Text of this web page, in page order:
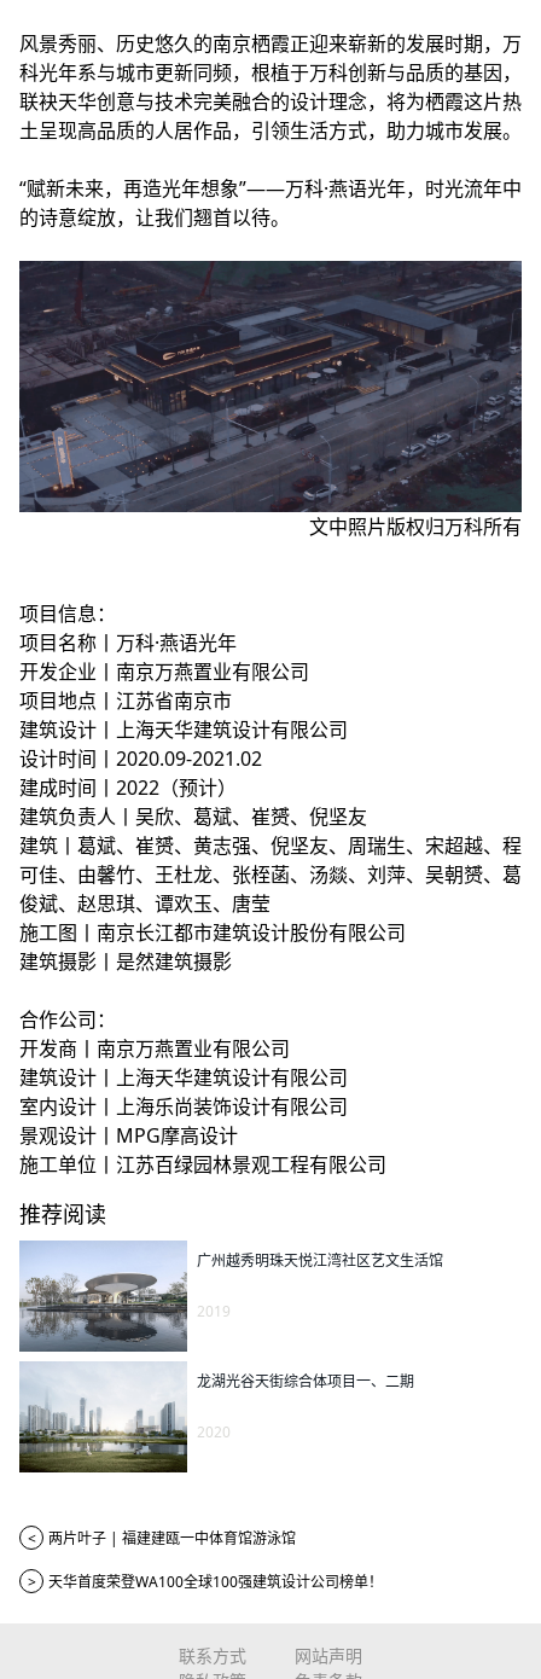
风景秀丽、历史悠久的南京栖霞正迎来崭新的发展时期，万
科光年系与城市更新同频，根植于万科创新与品质的基因，
联袂天华创意与技术完美融合的设计理念，将为栖霞这片热
土呈现高品质的人居作品，引领生活方式，助力城市发展。
“赋新未来，再造光年想象”——万科·燕语光年，时光流年中
的诗意绽放，让我们翘首以待。
文中照片版权归万科所有
项目信息：
项目名称丨万科·燕语光年
开发企业丨南京万燕置业有限公司
项目地点丨江苏省南京市
建筑设计丨上海天华建筑设计有限公司
设计时间丨2020.09-2021.02
建成时间丨2022（预计）
建筑负责人丨吴欣、葛斌、崔赟、倪坚友
建筑丨葛斌、崔赟、黄志强、倪坚友、周瑞生、宋超越、程
可佳、由馨竹、王杜龙、张桎菡、汤燚、刘萍、吴朝赟、葛
俊斌、赵思琪、谭欢玉、唐莹
施工图丨南京长江都市建筑设计股份有限公司
建筑摄影丨是然建筑摄影
合作公司：
开发商丨南京万燕置业有限公司
建筑设计丨上海天华建筑设计有限公司
室内设计丨上海乐尚装饰设计有限公司
景观设计丨MPG摩高设计
施工单位丨江苏百绿园林景观工程有限公司
推荐阅读
广州越秀明珠天悦江湾社区艺文生活馆
2019
龙湖光谷天街综合体项目一、二期
2020
< 两片叶子 | 福建建瓯一中体育馆游泳馆
> 天华首度荣登WA100全球100强建筑设计公司榜单！
联系方式
网站声明